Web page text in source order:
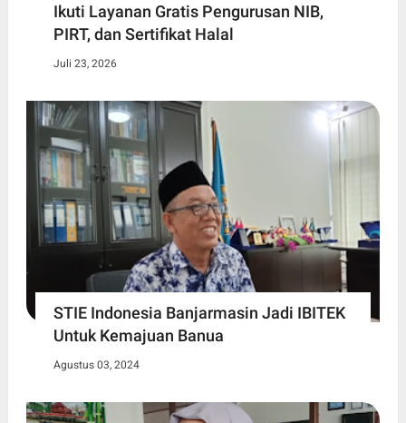
Ikuti Layanan Gratis Pengurusan NIB,
PIRT, dan Sertifikat Halal
Juli 23, 2026
STIE Indonesia Banjarmasin Jadi IBITEK
Untuk Kemajuan Banua
Agustus 03, 2024